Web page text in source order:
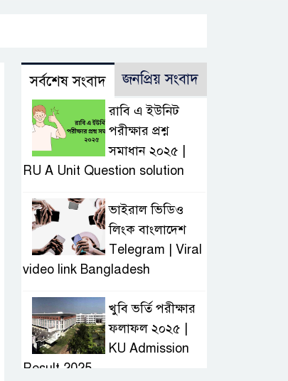
সর্বশেষ সংবাদ জনপ্রিয় সংবাদ
রাবি এ ইউনিট
পরীক্ষার প্রশ্ন
সমাধান ২০২৫ |
RU A Unit Question solution
ভাইরাল ভিডিও
লিংক বাংলাদেশ
Telegram | Viral
video link Bangladesh
খুবি ভর্তি পরীক্ষার
ফলাফল ২০২৫ |
KU Admission
Result 2025